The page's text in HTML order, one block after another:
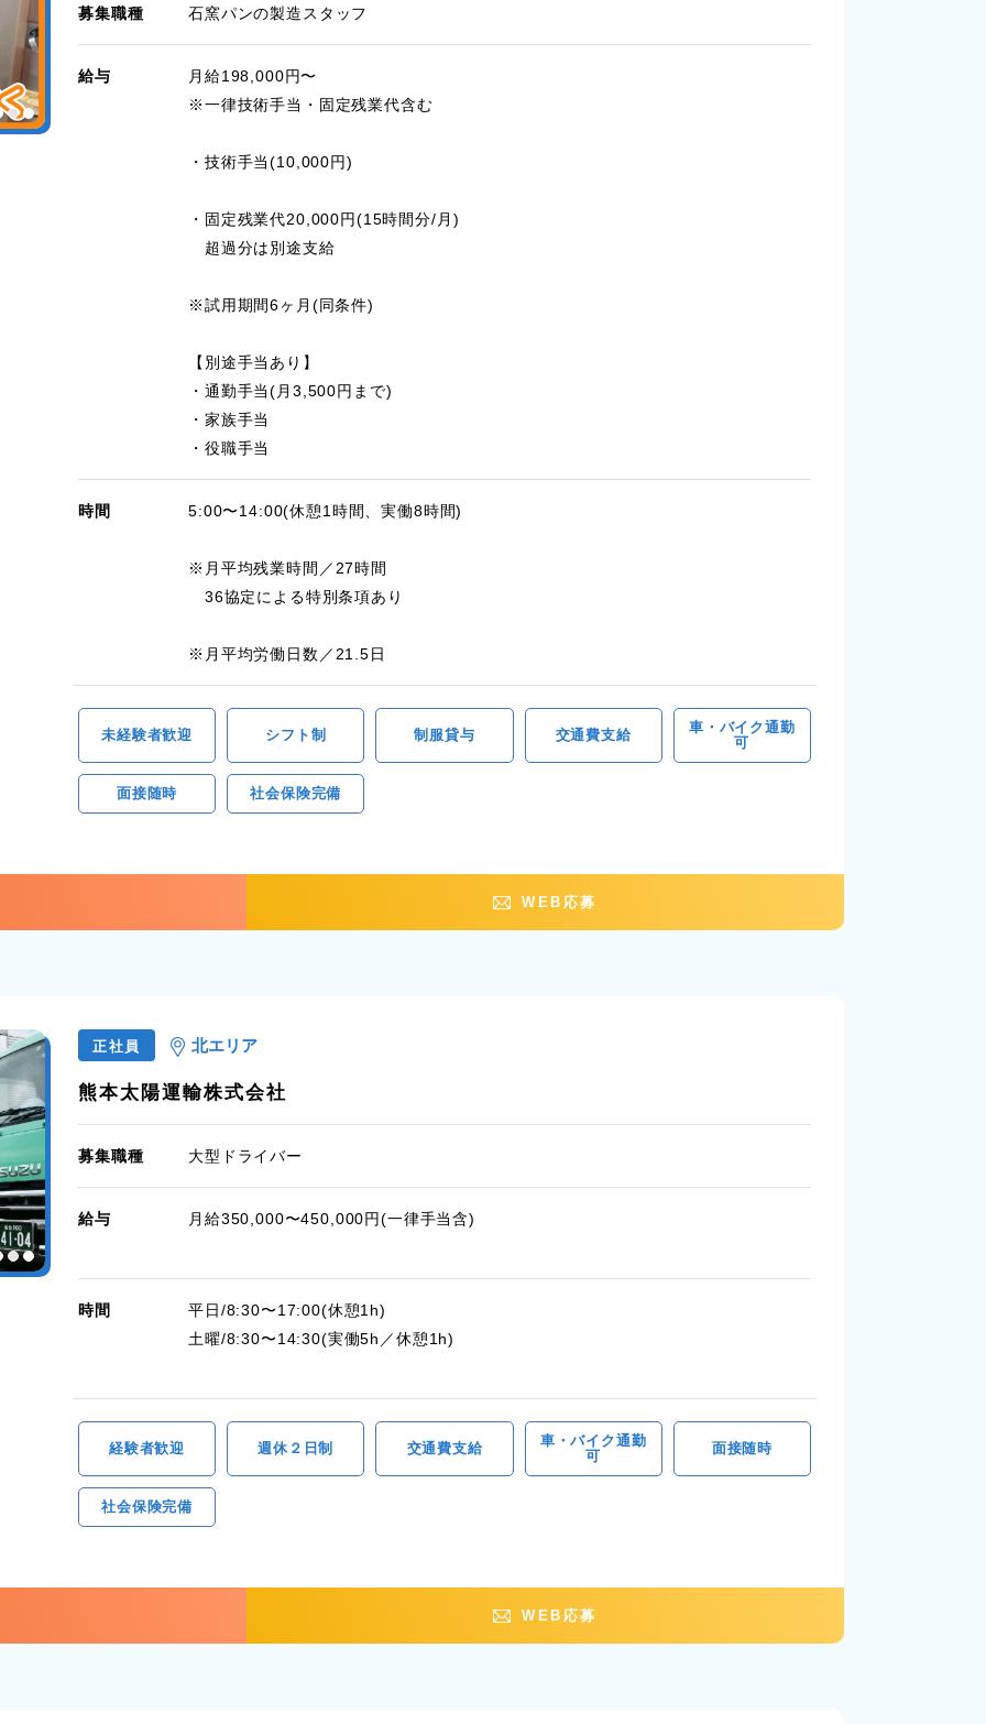
募集職種 石窯パンの製造スタッフ
給与
月給198,000円〜
※一律技術手当・固定残業代含む
・技術手当(10,000円)
・固定残業代20,000円(15時間分/月)
超過分は別途支給
※試用期間6ヶ月(同条件)
【別途手当あり】
・通勤手当(月3,500円まで)
・家族手当
・役職手当
時間 5:00〜14:00(休憩1時間、実働8時間)
※月平均残業時間／27時間
36協定による特別条項あり
※月平均労働日数／21.5日
未経験者歓迎 シフト制 制服貸与 交通費支給
車・バイク通勤
可
面接随時 社会保険完備
WEB応募
正社員 北エリア
熊本太陽運輸株式会社
募集職種 大型ドライバー
給与 月給350,000〜450,000円(一律手当含)
時間
平日/8:30〜17:00(休憩1h)
土曜/8:30〜14:30(実働5h／休憩1h)
経験者歓迎 週休２日制 交通費支給
車・バイク通勤
可
面接随時
社会保険完備
WEB応募